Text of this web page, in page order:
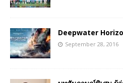
Deepwater
September 28, 2016